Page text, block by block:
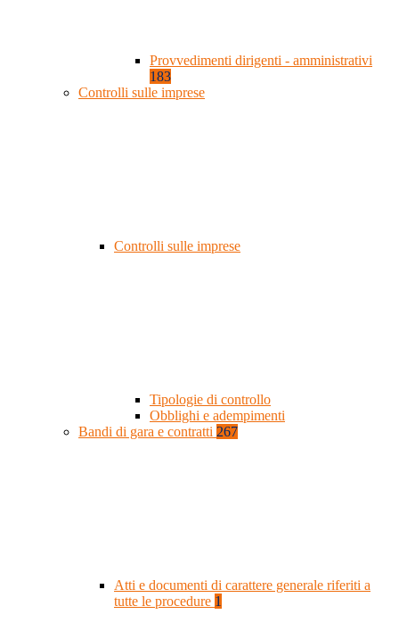
Provvedimenti dirigenti - amministrativi
183
Controlli sulle imprese
Controlli sulle imprese
Tipologie di controllo
Obblighi e adempimenti
Bandi di gara e contratti 267
Atti e documenti di carattere generale riferiti a
tutte le procedure 1